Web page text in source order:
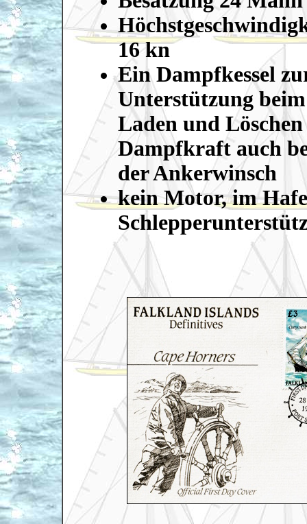
16 kn
Ein Dampfkessel
Unterstützung beim
Laden und Löschen
Dampfkraft auch
der Ankerwinsch
kein Motor, im